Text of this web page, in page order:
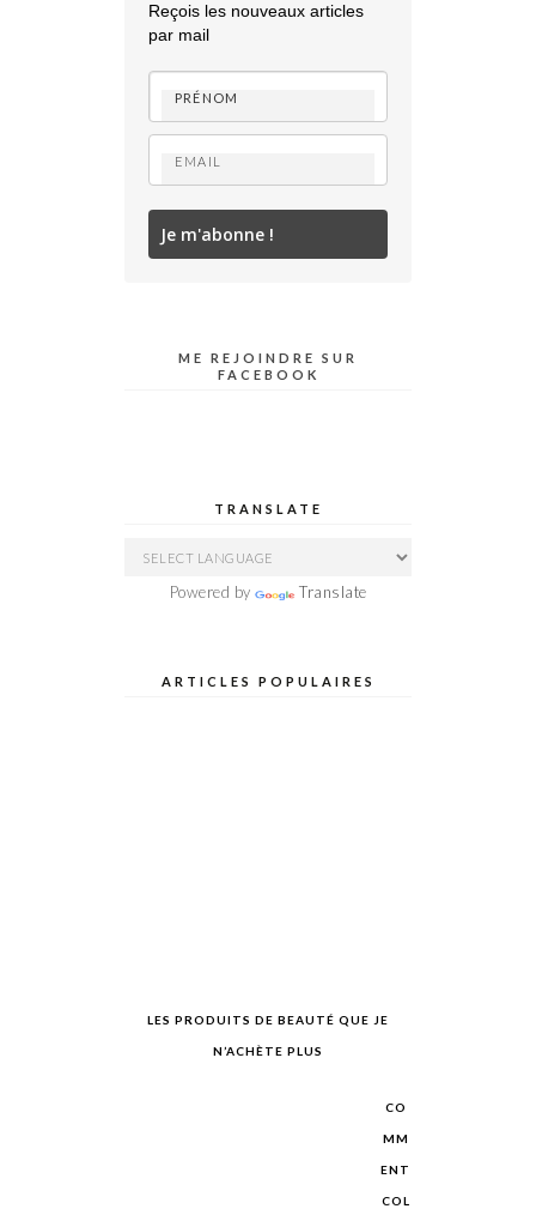
Reçois les nouveaux articles
par mail
Je m'abonne !
ME REJOINDRE SUR
FACEBOOK
TRANSLATE
Powered by Translate
ARTICLES POPULAIRES
LES PRODUITS DE BEAUTÉ QUE JE
N’ACHÈTE PLUS
CO
MM
ENT
COL